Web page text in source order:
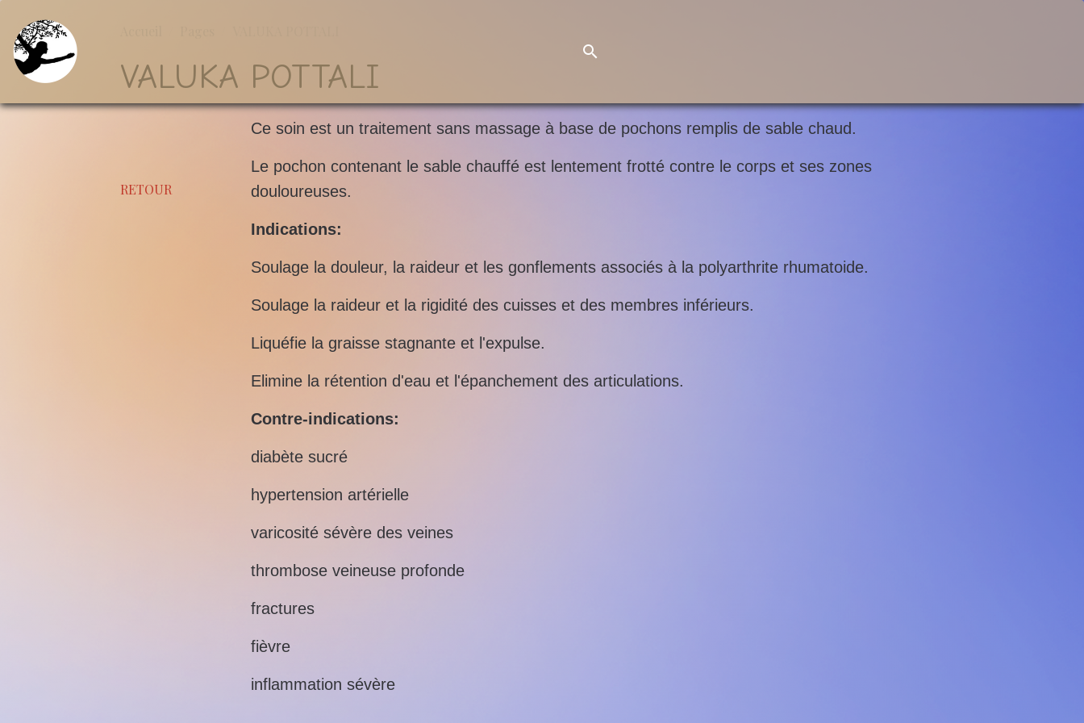
VALUKA POTTALI
RETOUR
Ce soin est un traitement sans massage à base de pochons remplis de sable chaud.
Le pochon contenant le sable chauffé est lentement frotté contre le corps et ses zones
douloureuses.
Indications:
Soulage la douleur, la raideur et les gonflements associés à la polyarthrite rhumatoide.
Soulage la raideur et la rigidité des cuisses et des membres inférieurs.
Liquéfie la graisse stagnante et l'expulse.
Elimine la rétention d'eau et l'épanchement des articulations.
Contre-indications:
diabète sucré
hypertension artérielle
varicosité sévère des veines
thrombose veineuse profonde
fractures
fièvre
inflammation sévère